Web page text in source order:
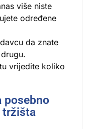
više niste
određene
da znate
vrijedite koliko
posebno
tržišta